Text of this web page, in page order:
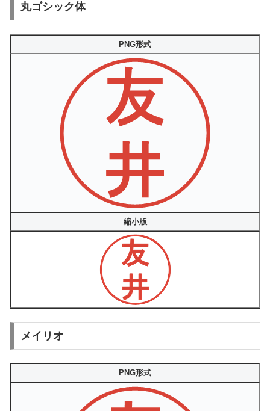
丸ゴシック体
PNG形式
縮小版
メイリオ
PNG形式